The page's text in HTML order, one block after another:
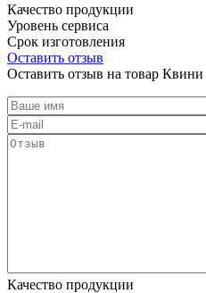
Качество продукции
Уровень сервиса
Срок изготовления
Оставить отзыв
Оставить отзыв на товар Квини
Качество продукции